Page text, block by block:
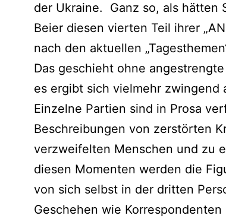
der Ukraine. Ganz so, als hätten
Beier diesen vierten Teil ihrer
nach den aktuellen
Das geschieht ohne
es ergibt sich vielmehr zwingend
Einzelne Partien sind in Prosa
Beschreibungen von zerstörten
verzweifelten Menschen und zu
diesen Momenten werden die
von sich selbst in der dritten
Geschehen wie